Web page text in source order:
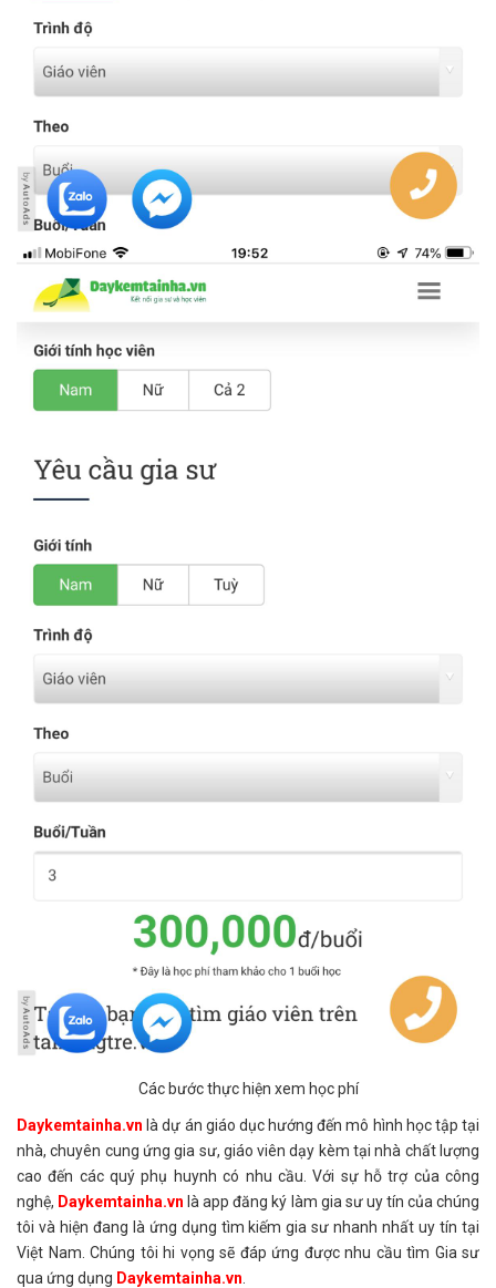
Các bước thực hiện xem học phí
Daykemtainha.vn là dự án giáo dục hướng đến mô hình học tập tại
nhà, chuyên cung ứng gia sư, giáo viên dạy kèm tại nhà chất lượng
cao đến các quý phụ huynh có nhu cầu. Với sự hỗ trợ của công
nghệ, Daykemtainha.vn là app đăng ký làm gia sư uy tín của chúng
tôi và hiện đang là ứng dụng tìm kiếm gia sư nhanh nhất uy tín tại
Việt Nam. Chúng tôi hi vọng sẽ đáp ứng được nhu cầu tìm Gia sư
qua ứng dụng Daykemtainha.vn